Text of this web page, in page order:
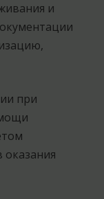
и
при
оказания